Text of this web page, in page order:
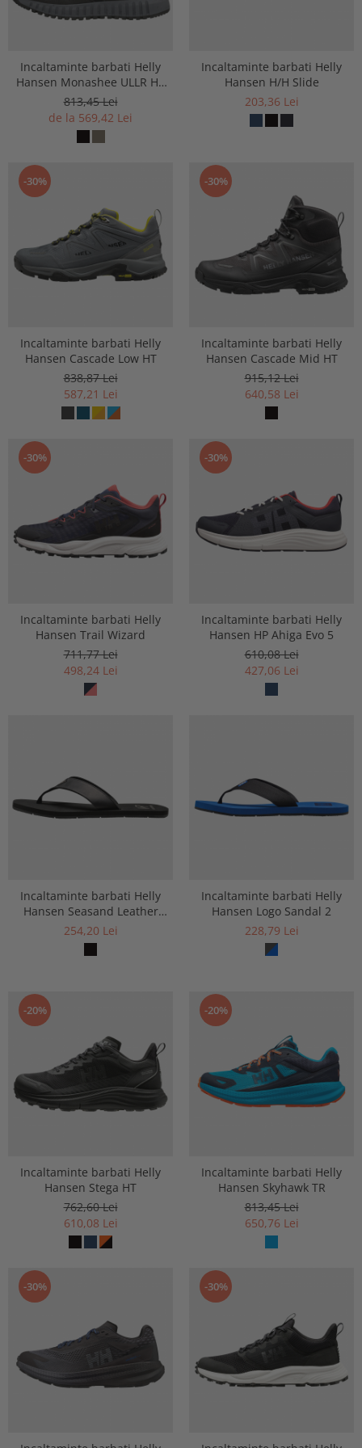
Incaltaminte barbati Helly
Hansen Monashee ULLR HT
Waterproof Hiking Boots
813,45 Lei
de la 569,42 Lei
Incaltaminte barbati Helly
Hansen H/H Slide
203,36 Lei
-30%
Incaltaminte barbati Helly
Hansen Cascade Low HT
838,87 Lei
587,21 Lei
-30%
Incaltaminte barbati Helly
Hansen Cascade Mid HT
915,12 Lei
640,58 Lei
-30%
Incaltaminte barbati Helly
Hansen Trail Wizard
711,77 Lei
498,24 Lei
-30%
Incaltaminte barbati Helly
Hansen HP Ahiga Evo 5
610,08 Lei
427,06 Lei
Incaltaminte barbati Helly
Hansen Seasand Leather
Sandal 2
254,20 Lei
Incaltaminte barbati Helly
Hansen Logo Sandal 2
228,79 Lei
-20%
Incaltaminte barbati Helly
Hansen Stega HT
762,60 Lei
610,08 Lei
-20%
Incaltaminte barbati Helly
Hansen Skyhawk TR
813,45 Lei
650,76 Lei
-30% -30%